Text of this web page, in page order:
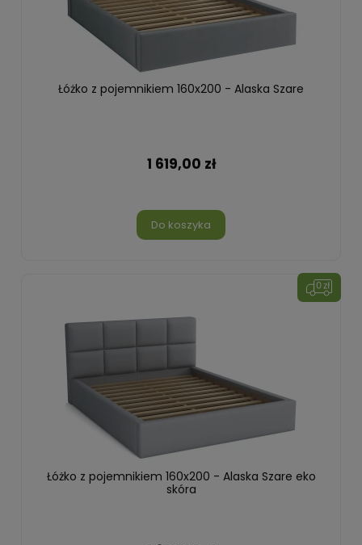
Łóżko z pojemnikiem 160x200 - Alaska Szare
1 619,00 zł
Do koszyka
Łóżko z pojemnikiem 160x200 - Alaska Szare eko
skóra